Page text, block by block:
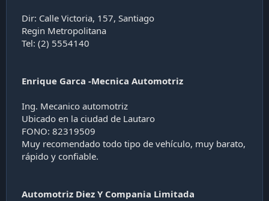
Dir: Calle Victoria, 157, Santiago
Regin Metropolitana
Tel: (2) 5554140
Enrique Garca -Mecnica Automotriz
Ing. Mecanico automotriz
Ubicado en la ciudad de Lautaro
FONO: 82319509
Muy recomendado todo tipo de vehículo, muy barato,
rápido y confiable.
Automotriz Diez Y Compania Limitada